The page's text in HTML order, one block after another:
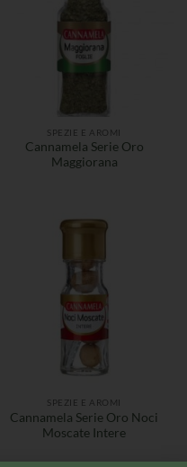
SPEZIE E AROMI
Cannamela Serie Oro
Maggiorana
SPEZIE E AROMI
Cannamela Serie Oro Noci
Moscate Intere